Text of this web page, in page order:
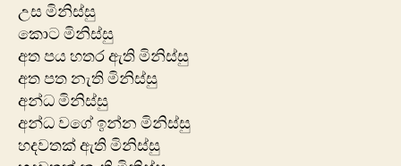
උස මිනිස්සු
කොට මිනිස්සු
අත පය හතර ඇති මිනිස්සු
අත පත නැති මිනිස්සු
අන්ධ මිනිස්සු
අන්ධ වගේ ඉන්න මිනිස්සු
හදවතක් ඇති මිනිස්සු